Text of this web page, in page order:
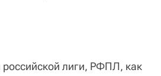
лиги, РФПЛ, как